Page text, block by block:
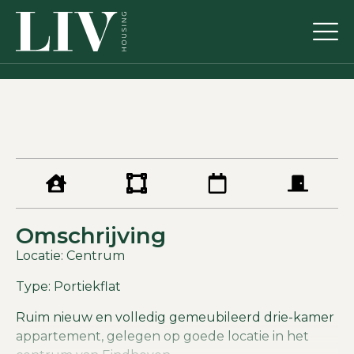
Omschrijving
Locatie: Centrum
Type: Portiekflat
Ruim nieuw en volledig gemeubileerd drie-kamer
appartement, gelegen op goede locatie in het